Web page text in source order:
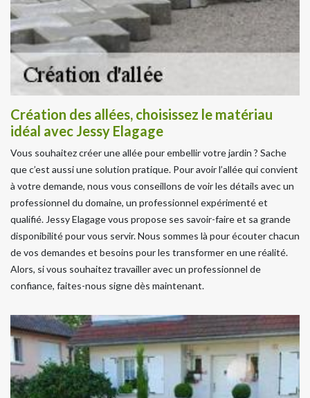
Création des allées, choisissez le matériau
idéal avec Jessy Elagage
Vous souhaitez créer une allée pour embellir votre jardin ? Sache
que c’est aussi une solution pratique. Pour avoir l’allée qui convient
à votre demande, nous vous conseillons de voir les détails avec un
professionnel du domaine, un professionnel expérimenté et
qualifié. Jessy Elagage vous propose ses savoir-faire et sa grande
disponibilité pour vous servir. Nous sommes là pour écouter chacun
de vos demandes et besoins pour les transformer en une réalité.
Alors, si vous souhaitez travailler avec un professionnel de
confiance, faites-nous signe dès maintenant.